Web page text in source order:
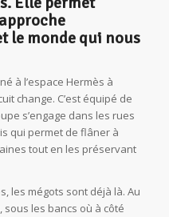
le monde qui nous
à l’espace Hermès à
change. C’est équipé de
s’engage dans les rues
qui permet de flâner à
tout en les préservant
les mégots sont déjà là. Au
les bancs où à côté